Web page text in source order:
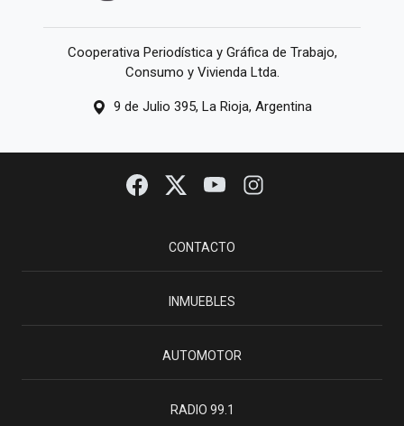
Cooperativa Periodística y Gráfica de Trabajo,
Consumo y Vivienda Ltda.
9 de Julio 395, La Rioja, Argentina
CONTACTO
INMUEBLES
AUTOMOTOR
RADIO 99.1